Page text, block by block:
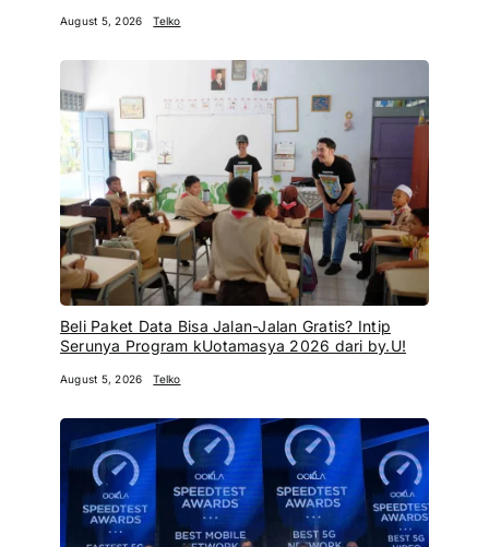
August 5, 2026 Telko
Beli Paket Data Bisa Jalan-Jalan Gratis? Intip
Serunya Program kUotamasya 2026 dari by.U!
August 5, 2026 Telko